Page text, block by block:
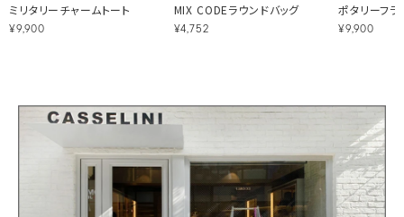
ミリタリーチャームトート
¥9,900
MIX CODEラウンドバッグ
¥4,752
ポタリーフ
¥9,900